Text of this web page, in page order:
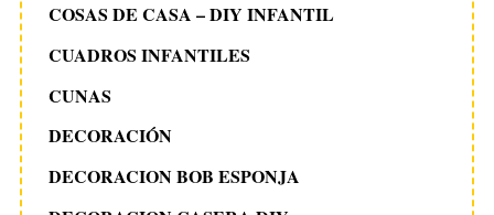
COSAS DE CASA – DIY INFANTIL
CUADROS INFANTILES
CUNAS
DECORACIÓN
DECORACION BOB ESPONJA